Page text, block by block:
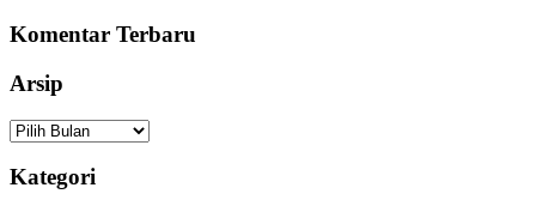
Komentar Terbaru
Arsip
Arsip
Kategori